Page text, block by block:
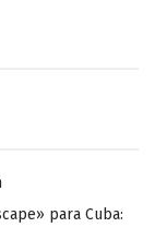
para Cuba: